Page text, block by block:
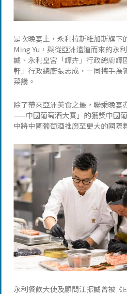
是次晚宴上，永利拉斯維加斯旗下
Ming Yu，與從亞洲遠道而來的永
誠、永利皇宮「譚卉」行政總廚譚
軒」行政總廚張志成，一同攜手為
菜餚。
除了帶來亞洲美食之最，聯乘晚宴
——中國葡萄酒大賽」的獲獎中國
中將中國葡萄酒推廣至更大的國際
永利餐飲大使及顧問江振誠曾被